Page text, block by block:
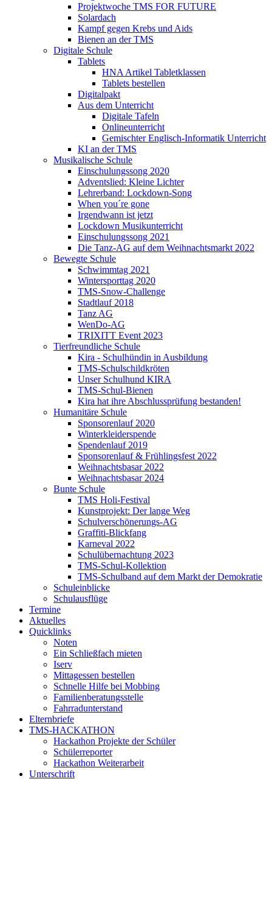
Projektwoche TMS FOR FUTURE
Solardach
Kampf gegen Krebs und Aids
Bienen an der TMS
Digitale Schule
Tablets
HNA Artikel Tabletklassen
Tablets bestellen
Digitalpakt
Aus dem Unterricht
Digitale Tafeln
Onlineunterricht
Gemischter Englisch-Informatik Unterricht
KI an der TMS
Musikalische Schule
Einschulungssong 2020
Adventslied: Kleine Lichter
Lehrerband: Lockdown-Song
When you´re gone
Irgendwann ist jetzt
Lockdown Musikunterricht
Einschulungssong 2021
Die Tanz-AG auf dem Weihnachtsmarkt 2022
Bewegte Schule
Schwimmtag 2021
Wintersporttag 2020
TMS-Snow-Challenge
Stadtlauf 2018
Tanz AG
WenDo-AG
TRIXITT Event 2023
Tierfreundliche Schule
Kira - Schulhündin in Ausbildung
TMS-Schulschildkröten
Unser Schulhund KIRA
TMS-Schul-Bienen
Kira hat ihre Abschlussprüfung bestanden!
Humanitäre Schule
Sponsorenlauf 2020
Winterkleiderspende
Spendenlauf 2019
Sponsorenlauf & Frühlingsfest 2022
Weihnachtsbasar 2022
Weihnachtsbasar 2024
Bunte Schule
TMS Holi-Festival
Kunstprojekt: Der lange Weg
Schulverschönerungs-AG
Graffiti-Blickfang
Karneval 2022
Schulübernachtung 2023
TMS-Schul-Kollektion
TMS-Schulband auf dem Markt der Demokratie
Schuleinblicke
Schulausflüge
Termine
Aktuelles
Quicklinks
Noten
Ein Schließfach mieten
Iserv
Mittagessen bestellen
Schnelle Hilfe bei Mobbing
Familienberatungsstelle
Fahrradunterstand
Elternbriefe
TMS-HACKATHON
Hackathon Projekte der Schüler
Schülerreporter
Hackathon Weiterarbeit
Unterschrift